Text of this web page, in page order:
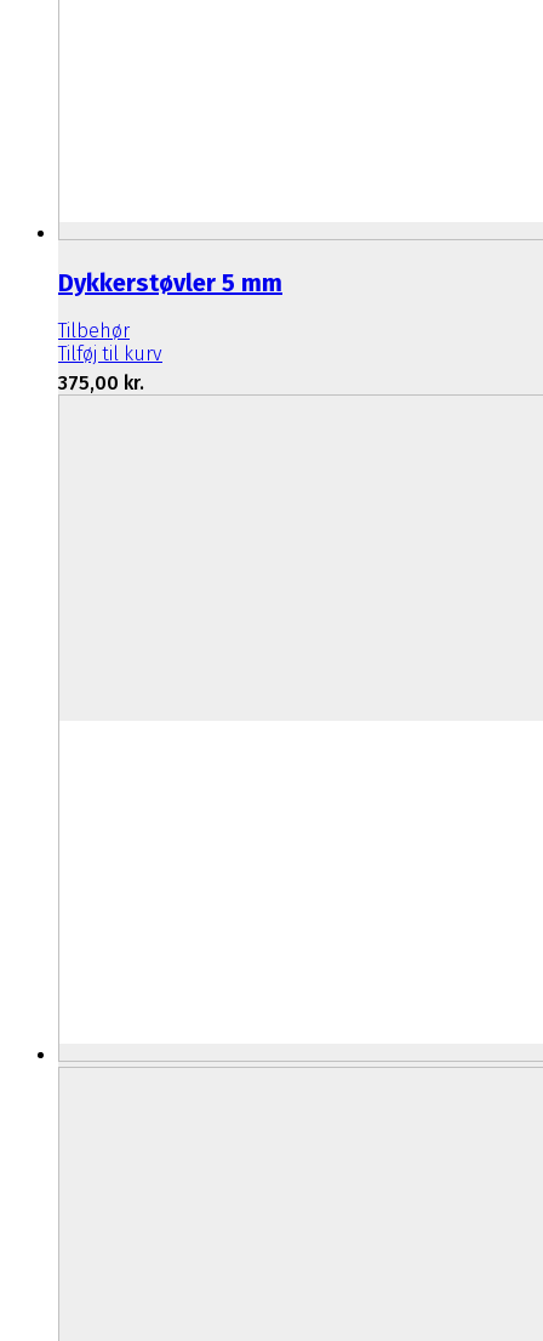
Dykkerstøvler 5 mm
Tilbehør
Tilføj til kurv
375,00 kr.